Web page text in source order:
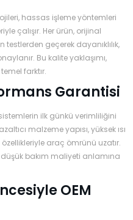
hassas işleme yöntemleri
çalışır. Her ürün, orijinal
geçerek dayanıklılık,
Bu kalite yaklaşımı,
farktır.
Garantisi
ilk günkü verimliliğini
malzeme yapısı, yüksek ısı
araç ömrünü uzatır.
bakım maliyeti anlamına
OEM